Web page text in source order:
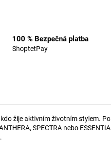
100 % Bezpečná platba
ShoptetPay
žije aktivním životním
SPECTRA nebo